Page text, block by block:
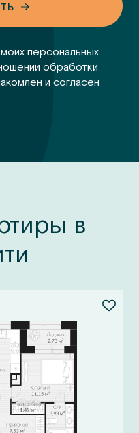
персональных
обработки
и согласен
в